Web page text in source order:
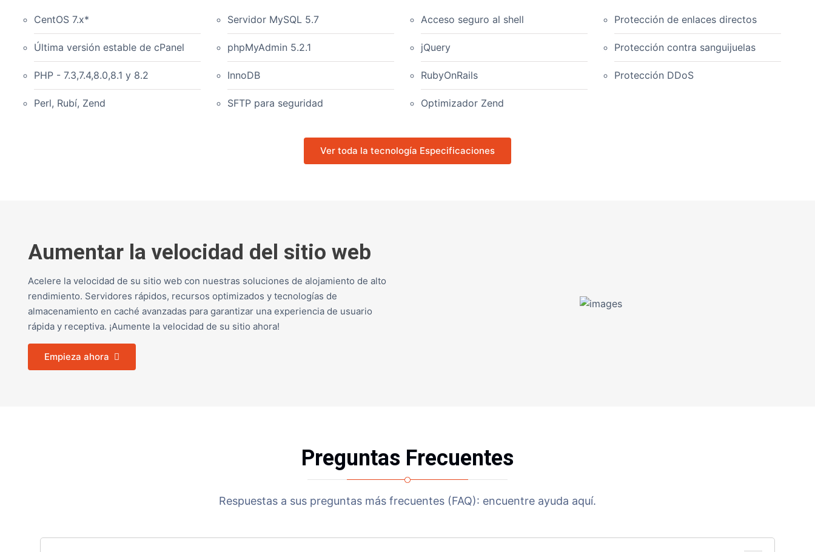
CentOS 7.x*
Última versión estable de cPanel
PHP - 7.3,7.4,8.0,8.1 y 8.2
Perl, Rubí, Zend
Servidor MySQL 5.7
phpMyAdmin 5.2.1
InnoDB
SFTP para seguridad
Acceso seguro al shell
jQuery
RubyOnRails
Optimizador Zend
Protección de enlaces directos
Protección contra sanguijuelas
Protección DDoS
Ver toda la tecnología Especificaciones
Aumentar la velocidad del sitio web
Acelere la velocidad de su sitio web con nuestras soluciones de alojamiento de alto
rendimiento. Servidores rápidos, recursos optimizados y tecnologías de
almacenamiento en caché avanzadas para garantizar una experiencia de usuario
rápida y receptiva. ¡Aumente la velocidad de su sitio ahora!
Empieza ahora
Preguntas Frecuentes
Respuestas a sus preguntas más frecuentes (FAQ): encuentre ayuda aquí.